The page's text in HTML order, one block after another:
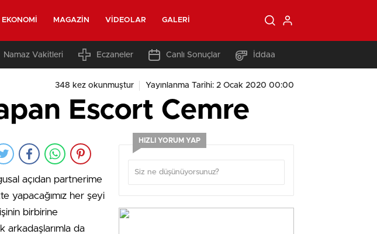
EKONOMI MAGAZIN VIDEOLAR GALERI
Namaz Vakitleri Eczaneler Canlı Sonuçlar İddaa
348 kez okunmuştur Yayınlanma Tarihi: 2 Ocak 2020 00:00
Escort Cemre
açıdan partnerime
yapacağımız her şeyi
birbirine
arkadaşlarımla da
HIZLI YORUM YAP